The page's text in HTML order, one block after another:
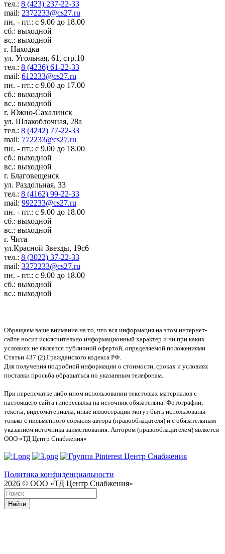
тел.: 8 (423) 237-22-33
mail: 2372233@cs27.ru
пн. - пт.: с 9.00 до 18.00
сб.: выходной
вс.: выходной
г. Находка
ул. Угольная, 61, стр.10
тел.: 8 (4236) 61-22-33
mail: 612233@cs27.ru
пн. - пт.: с 9.00 до 17.00
сб.: выходной
вс.: выходной
г. Южно-Сахалинск
ул. Шлакоблочная, 28а
тел.: 8 (4242) 77-22-33
mail: 772233@cs27.ru
пн. - пт.: с 9.00 до 18.00
сб.: выходной
вс.: выходной
г. Благовещенск
ул. Раздольная, 33
тел.: 8 (4162) 99-22-33
mail: 992233@cs27.ru
пн. - пт.: с 9.00 до 18.00
сб.: выходной
вс.: выходной
г. Чита
ул.Красной Звезды, 19с6
тел.: 8 (3022) 37-22-33
mail: 3372233@cs27.ru
пн. - пт.: с 9.00 до 18.00
сб.: выходной
вс.: выходной
Обращаем ваше внимание на то, что вся информация на этом интернет-
сайте носит исключительно информационный характер и ни при каких
условиях не является публичной офертой, определяемой положениями
Статьи 437 (2) Гражданского кодекса РФ.
Для получения подробной информации о стоимости, сроках и условиях
поставки просьба обращаться по указанным телефонам.
При перепечатке либо ином использовании текстовых материалов с
настоящего сайта гиперссылка на источник обязательна. Фотографии,
тексты, видеоматериалы, иные иллюстрации могут быть использованы
только с письменного согласия автора (правообладателя) и с обязательным
указанием источника заимствования. Автором (правообладателем) является
ООО «ТД Центр Снабжения»
Политика конфиденциальности
2026 © ООО «ТД Центр Снабжения»
Найти